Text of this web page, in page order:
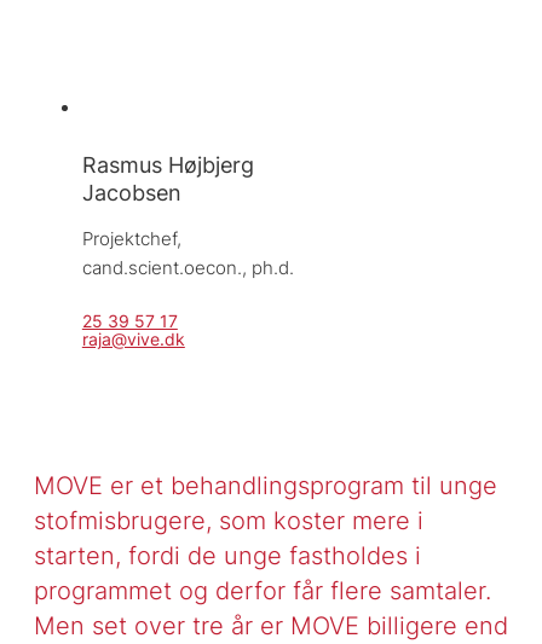
Rasmus Højbjerg
Jacobsen
Projektchef,
cand.scient.oecon., ph.d.
25 39 57 17
raja@vive.dk
MOVE er et behandlingsprogram til unge
stofmisbrugere, som koster mere i
starten, fordi de unge fastholdes i
programmet og derfor får flere samtaler.
Men set over tre år er MOVE billigere end